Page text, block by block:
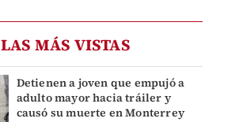
LAS MÁS VISTAS
Detienen a joven que empujó a
adulto mayor hacia tráiler y
causó su muerte en Monterrey